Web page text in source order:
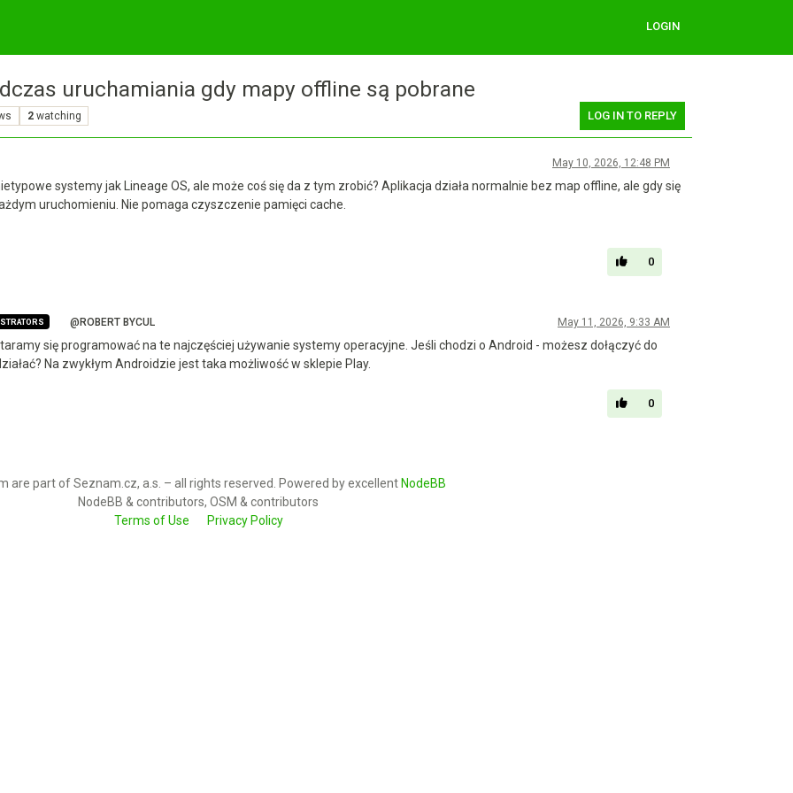
LOGIN
uruchamiania gdy mapy offline są pobrane
2 watching LOG IN TO REPLY
May 10, 2026, 12:48 PM
systemy jak Lineage OS, ale może coś się da z tym zrobić? Aplikacja działa normalnie bez map offline, ale gdy się
uruchomieniu. Nie pomaga czyszczenie pamięci cache.
0
@ROBERT BYCUL May 11, 2026, 9:33 AM
się programować na te najczęściej używanie systemy operacyjne. Jeśli chodzi o Android - możesz dołączyć do
Na zwykłym Androidzie jest taka możliwość w sklepie Play.
0
are part of Seznam.cz, a.s. – all rights reserved. Powered by excellent NodeBB
NodeBB & contributors, OSM & contributors
Terms of Use
Privacy Policy